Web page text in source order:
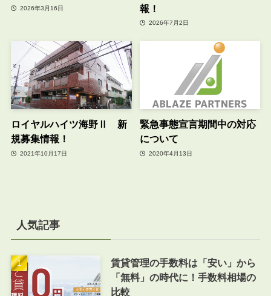
2026年3月16日
報！
2026年7月2日
ロイヤルハイツ海野Ⅱ 新
規募集情報！
2021年10月17日
緊急事態宣言期間中の対応
について
2020年4月13日
人気記事
賃貸管理の手数料は「安い」から
「無料」の時代に！手数料相場の
比較